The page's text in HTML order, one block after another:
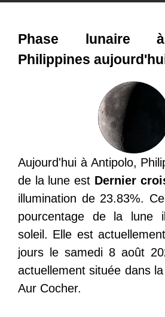
Phase lunaire
Philippines
Aujourd'hui à Antipolo,
de la lune est Dernier
illumination de 23.83%.
pourcentage de la lune
soleil. Elle est
jours le samedi 8 août
actuellement située dans
Aur Cocher.